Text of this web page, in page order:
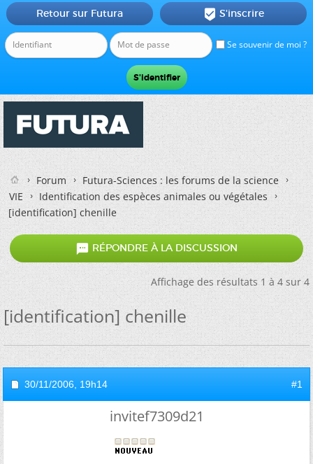
Se souvenir de moi ?
Retour sur Futura  S'inscrire
Forum
Futura-Sciences : les forums de la science
VIE
Identification des espèces animales ou végétales
[identification] chenille
 RÉPONDRE À LA DISCUSSION
Affichage des résultats 1 à 4 sur 4
[identification] chenille
30/11/2006, 19h14 #1
invitef7309d21